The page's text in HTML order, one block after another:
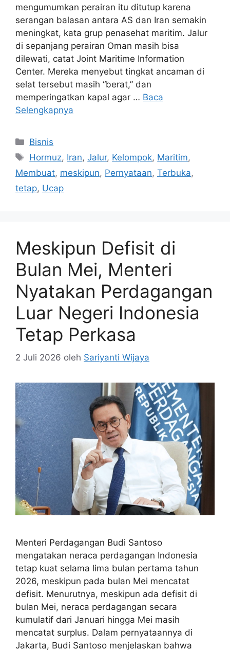
mengumumkan perairan itu ditutup karena
serangan balasan antara AS dan Iran semakin
meningkat, kata grup penasehat maritim. Jalur
di sepanjang perairan Oman masih bisa
dilewati, catat Joint Maritime Information
Center. Mereka menyebut tingkat ancaman di
selat tersebut masih “berat,” dan
memperingatkan kapal agar … Baca
Selengkapnya
Kategori
Bisnis
Tag
Hormuz, Iran,Jalur, Kelompok, Maritim,
Membuat, meskipun, Pernyataan, Terbuka,
tetap, Ucap
Meskipun Defisit di
Bulan Mei, Menteri
Nyatakan Perdagangan
Luar Negeri Indonesia
Tetap Perkasa
2 Juli 2026 oleh Sariyanti Wijaya
Menteri Perdagangan Budi Santoso
mengatakan neraca perdagangan Indonesia
tetap kuat selama lima bulan pertama tahun
2026, meskipun pada bulan Mei mencatat
defisit. Menurutnya, meskipun ada defisit di
bulan Mei, neraca perdagangan secara
kumulatif dari Januari hingga Mei masih
mencatat surplus. Dalam pernyataannya di
Jakarta, Budi Santoso menjelaskan bahwa